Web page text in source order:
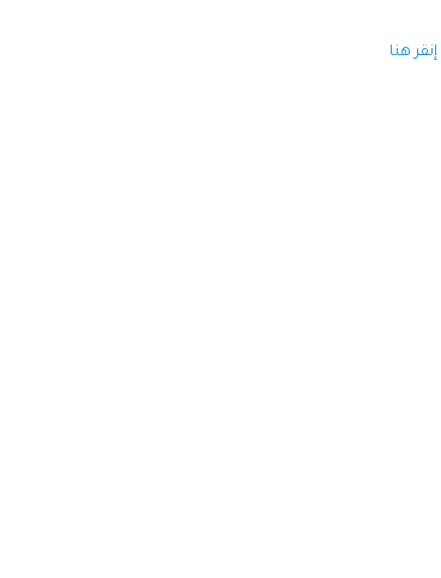
إنقر هنا